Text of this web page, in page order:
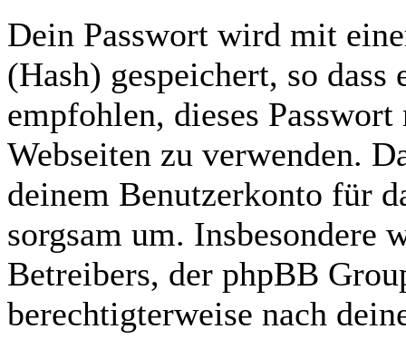
Dein Passwort wird mit
(Hash) gespeichert, so
empfohlen, dieses
Webseiten zu verwenden.
deinem Benutzerkonto für
sorgsam um. Insbesondere
Betreibers, der phpBB
berechtigterweise nach